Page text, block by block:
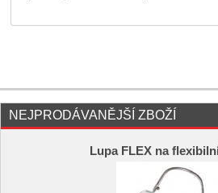
NEJPRODÁVANĚJŠÍ ZBOŽÍ
Lupa FLEX na